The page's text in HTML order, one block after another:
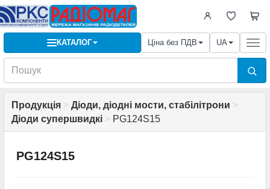
КАТАЛОГ Ціна без ПДВ UA
Продукція > Діоди, діодні мости, стабілітрони >
Діоди супершвидкі > PG124S15
PG124S15